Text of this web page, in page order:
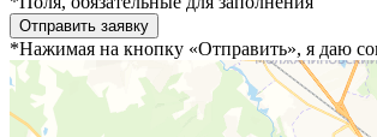
*Нажимая на кнопку «Отправить», я даю